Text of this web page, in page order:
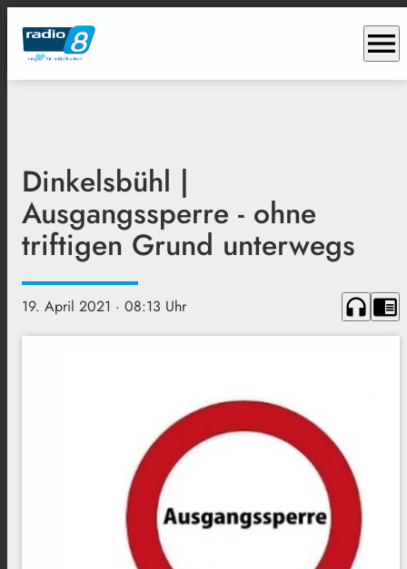
menu
Dinkelsbühl |
Ausgangssperre - ohne
triftigen Grund unterwegs
19. April 2021 · 08:13 Uhr headphones chrome_reader_mode